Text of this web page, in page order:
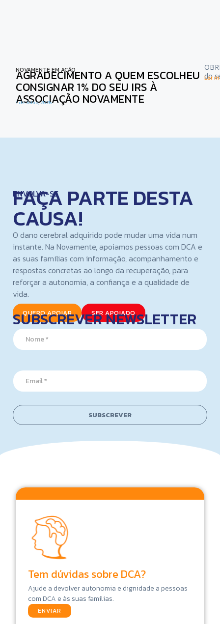
NOVAMENTE EM AÇÃO
AGRADECIMENTO A QUEM ESCOLHEU
CONSIGNAR 1% DO SEU IRS À
ASSOCIAÇÃO NOVAMENTE
1 de Julho, 2026
do
Ler
ENVOLVA-SE
FAÇA PARTE DESTA
CAUSA!
O dano cerebral adquirido pode mudar uma vida num
instante. Na Novamente, apoiamos pessoas com DCA e
as suas famílias com informação, acompanhamento e
respostas concretas ao longo da recuperação, para
reforçar a autonomia, a confiança e a qualidade de
vida.
QUERO APOIAR SER APOIADO
SUBSCREVER NEWSLETTER
N
a
m
a
m
*
E
m
l
E
m
a
l
*
SUBSCREVER
Tem dúvidas sobre DCA?
Ajude a devolver autonomia e dignidade a pessoas
com DCA e às suas famílias.
ENVIAR